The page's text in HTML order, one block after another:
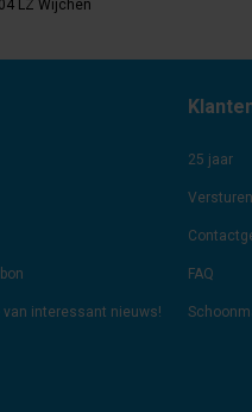
LZ Wijchen
van interessant nieuws!
25 jaar
FAQ